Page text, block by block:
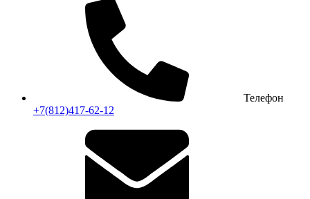
Телефон
+7(812)417-62-12